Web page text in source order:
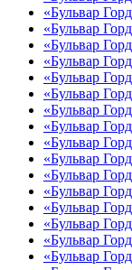
«Бульвар
«Бульвар
«Бульвар
«Бульвар
«Бульвар
«Бульвар
«Бульвар
«Бульвар
«Бульвар
«Бульвар
«Бульвар
«Бульвар
«Бульвар
«Бульвар
«Бульвар
«Бульвар